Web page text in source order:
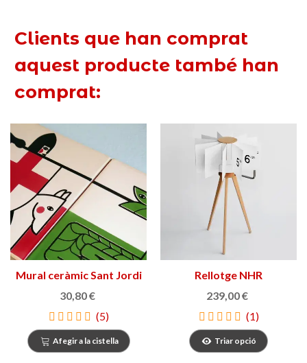
Clients que han comprat
aquest producte també han
comprat:
Mural ceràmic Sant Jordi
30,80 €
(5)
Afegir a la cistella
Rellotge NHR
239,00 €
(1)
Triar opció